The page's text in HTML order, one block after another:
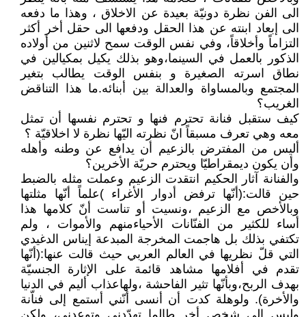
الى الفن نظرة دونيّة بعيدة عن الاخلاق ، وهذا ما دفعه
الى إبعاد ابنته عن هذا الحقل ودفعها الى حقل أخر أكثر
التزاماً وأخلاقاً، وفي نفس الوقت سمح لاثنين من أولاده
الذكور بالعمل في السينما،وهو بذلك يكيل بمكيالين في
نطاق اسرته الصغيرة و بنفس الوقت يطالب بتغير
المجتمع وبالمساواة والعدالة بين أبنائه.ما هذا التناقض
الغريب؟
كيف ستقبل فنانة تحترم فنها و تحترم نفسها أن تمثل
معه وهي تعرف مسبقاً انّ نظرته اليّها نظرة لا اخلاقيّة ؟
أليس من المفترض بالزعيم أن يدافع عن وطنه وأهله
وأن يكون ديمقراطيّا ويحترم حريّة الأخرين؟
والفنانة آثار الحكيم انتقدت الزعيم وعملت مثله بالضبط
حين قالت:(أنّها ترفض أدوار الأغراء )علماً أنّها مثلتها
وبالأخص مع الزعيم ،ونسيت أو تناست أنّ كلامها هذا
أساء للكثير من الفنّانات الأحياءمنهم والأموات ، ولم
تكتفي بذلك بل هاجمت المخرجة المبدعة إيناس الدغيدي
التي قلّ نظريها في العالم العربي حيث قالت عنها:(أنّها
تقدم في أفلامها مشاهد قائمة على الإثارة الجنسيّة
بهدف الربح،وبأنّها تثير الفاحشة ،ولهاعذاب أليم في الدنيا
والأخرة). ولوهلة كدت أن أنسى أنّني أستمع إلى فناّنة